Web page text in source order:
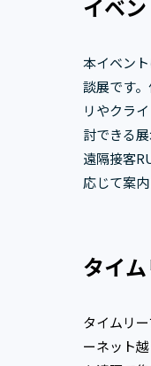
イベン
本イベン
談展です
リやクラ
討できる展
遠隔接客
応じて案
タイ
タイムリ
ーネット